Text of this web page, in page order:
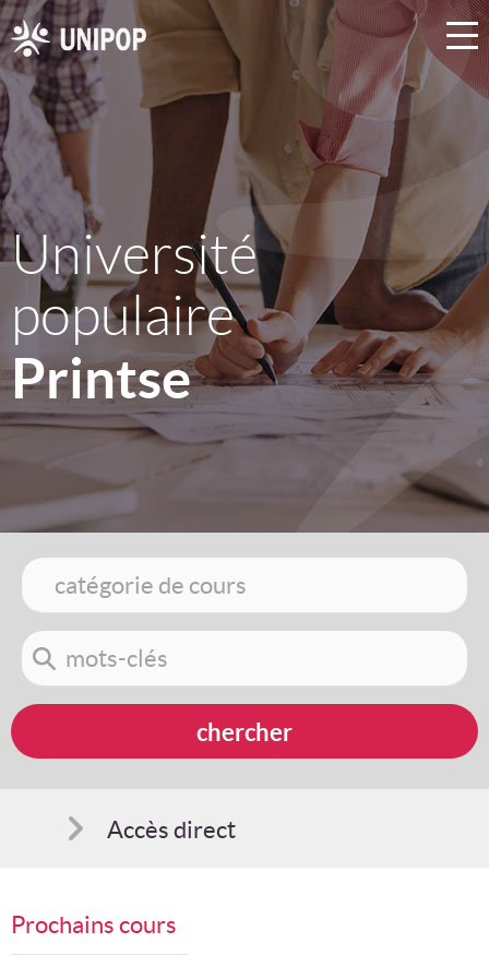
Université
populaire
Printse
Accès direct
Suggestions
Prochains cours